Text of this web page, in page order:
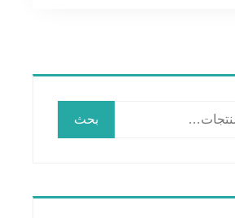
بحث